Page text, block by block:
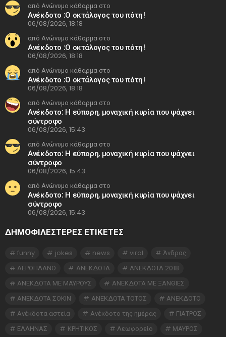
από Ανώνυμο κάθαρμα στο
Ανέκδοτο :Ο οκτάλογος του πότη!
06/08/2026, 18:18
από Ανώνυμο κάθαρμα στο
Ανέκδοτο :Ο οκτάλογος του πότη!
06/08/2026, 18:18
από Ανώνυμο κάθαρμα στο
Ανέκδοτο :Ο οκτάλογος του πότη!
06/08/2026, 18:18
από Ανώνυμο κάθαρμα στο
Ανέκδοτο: Η εύπορη, μοναχική κυρία που ψάχνει
σύντροφο
06/08/2026, 15:43
από Ανώνυμο κάθαρμα στο
Ανέκδοτο: Η εύπορη, μοναχική κυρία που ψάχνει
σύντροφο
06/08/2026, 15:43
από Ανώνυμο κάθαρμα στο
Ανέκδοτο: Η εύπορη, μοναχική κυρία που ψάχνει
σύντροφο
06/08/2026, 15:43
ΔΗΜΟΦΙΛΕΣΤΕΡΕΣ ΕΤΙΚΈΤΕΣ
funny jokes news viral
Άνδρας
ΑΕΡΟΠΛΑΝΟ
ΑΝΕΚΔΟΤΑ
ΑΝΕΚΔΟΤΑ 2018
ΑΝΕΚΔΟΤΑ ΜΕ ΜΑΥΡΟΥΣ
ΑΝΕΚΔΟΤΑ ΜΕ ΞΑΝΘΙΕΣ
ΑΝΕΚΔΟΤΑ ΣΟΚΙΝ
ΑΝΕΚΔΟΤΑ ΤΟΤΟΣ
ΑΝΕΚΔΟΤΟ
Ανέκδοτα αστεία
Ανέκδοτο της ημέρας
ΓΙΑΤΡΟΣ
ΕΛΛΗΝΑΣ
ΚΡΗΤΙΚΟΣ Λεωφορείο
ΜΑΥΡΟΣ